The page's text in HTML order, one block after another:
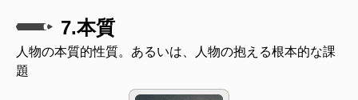
7.本質
人物の本質的性質。あるいは、人物の抱える根本的な課
題